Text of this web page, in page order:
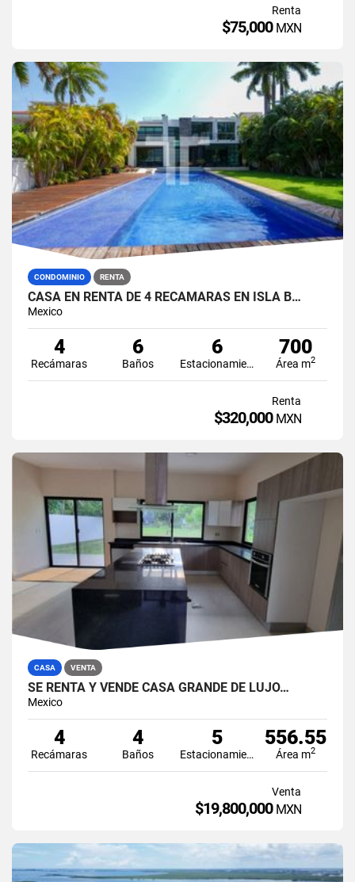
Renta
$75,000 MXN
CONDOMINIO RENTA
CASA EN RENTA DE 4 RECÁMARAS EN ISLA B…
Mexico
4
Recámaras
6
Baños
6
Estacionamiento
700
Área m2
Renta
$320,000 MXN
CASA VENTA
SE RENTA Y VENDE CASA GRANDE DE LUJO…
Mexico
4
Recámaras
4
Baños
5
Estacionamiento
556.55
Área m2
Venta
$19,800,000 MXN